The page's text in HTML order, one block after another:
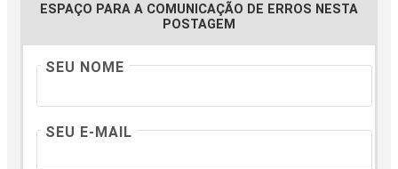
ESPAÇO PARA A COMUNICAÇÃO DE ERROS NESTA
POSTAGEM
SEU NOME
SEU E-MAIL